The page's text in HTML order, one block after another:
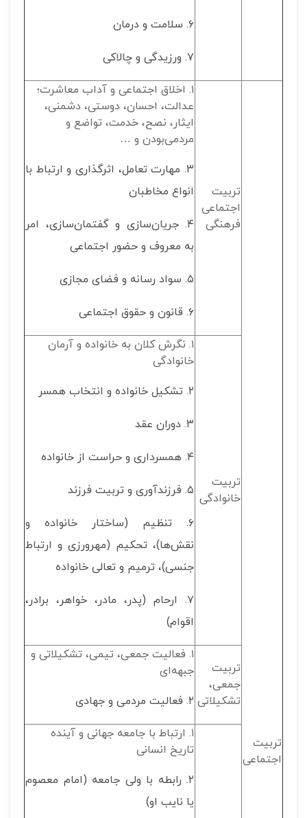
۶. سلامت و درمان
۷. ورزیدگی و چالاکی
تربیت
اجتماعی
تربیت
اجتماعی
فرهنگی
۱. اخلاق اجتماعی و آداب معاشرت؛
عدالت، احسان، دوستی، دشمنی،
ایثار، نصح، خدمت، تواضع و
مردمی‌بودن و …
۳. مهارت تعامل، اثرگذاری و ارتباط با
انواع مخاطبان
۴. جریان‌سازی و گفتمان‌سازی، امر
به معروف و حضور اجتماعی
۵. سواد رسانه و فضای مجازی
۶. قانون و حقوق اجتماعی
تربیت
خانوادگی
۱. نگرش کلان به خانواده و آرمان
خانوادگی
۲. تشکیل خانواده و انتخاب همسر
۳. دوران عقد
۴. همسرداری و حراست از خانواده
۵. فرزندآوری و تربیت فرزند
۶. تنظیم (ساختار خانواده و
نقش‌ها)، تحکیم (مهرورزی و ارتباط
جنسی)، ترمیم و تعالی خانواده
۷. ارحام (پدر، مادر، خواهر، برادر،
اقوام)
تربیت
جمعی،
تشکیلاتی
۱. فعالیت جمعی، تیمی، تشکیلاتی و
جبهه‌ای
۲. فعالیت مردمی و جهادی
۱. ارتباط با جامعه جهانی و آینده
تاریخ انسانی
۲. رابطه با ولی جامعه (امام معصوم
یا نایب او)